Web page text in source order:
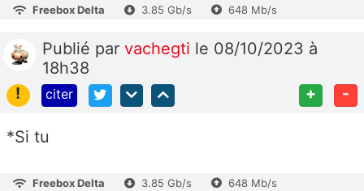
Freebox Delta 3.85 Gb/s 648 Mb/s
Publié par vachegti le 08/10/2023 à
18h38
!
citer + -
*Si tu
Freebox Delta 3.85 Gb/s 648 Mb/s